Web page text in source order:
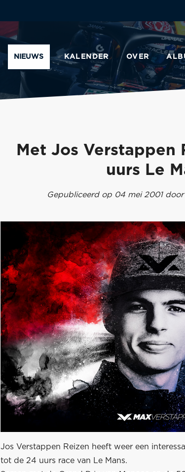
NIEUWS KALENDER OVER
Met Jos Verstappen
uurs Le
Gepubliceerd op 04 mei 2001
Jos Verstappen Reizen heeft weer een
tot de 24 uurs race van Le Mans.